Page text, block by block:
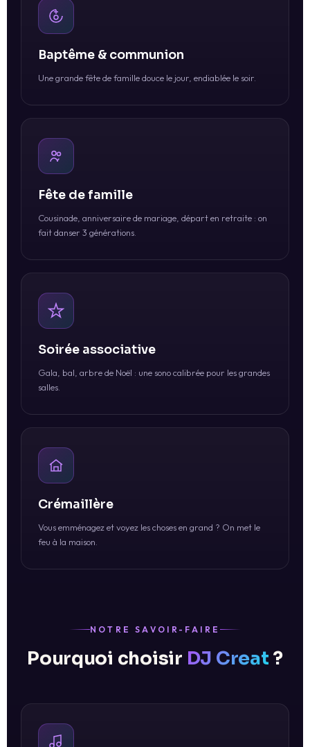
Baptême & communion
Une grande fête de famille douce le jour, endiablée le soir.
Fête de famille
Cousinade, anniversaire de mariage, départ en retraite : on
fait danser 3 générations.
Soirée associative
Gala, bal, arbre de Noël : une sono calibrée pour les grandes
salles.
Crémaillère
Vous emménagez et voyez les choses en grand ? On met le
feu à la maison.
NOTRE SAVOIR-FAIRE
Pourquoi choisir DJ Creat ?